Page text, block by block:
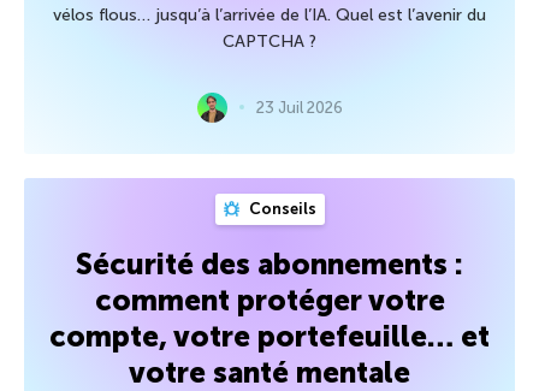
vélos flous… jusqu’à l’arrivée de l’IA. Quel est l’avenir du
CAPTCHA ?
23 Juil 2026
Conseils
Sécurité des abonnements :
comment protéger votre
compte, votre portefeuille… et
votre santé mentale